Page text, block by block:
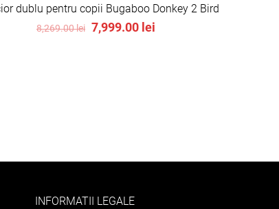
dublu pentru copii Bugaboo Donkey 2 Bird
8,269.00lei Original
7,999.00 lei
INFORMATII LEGALE